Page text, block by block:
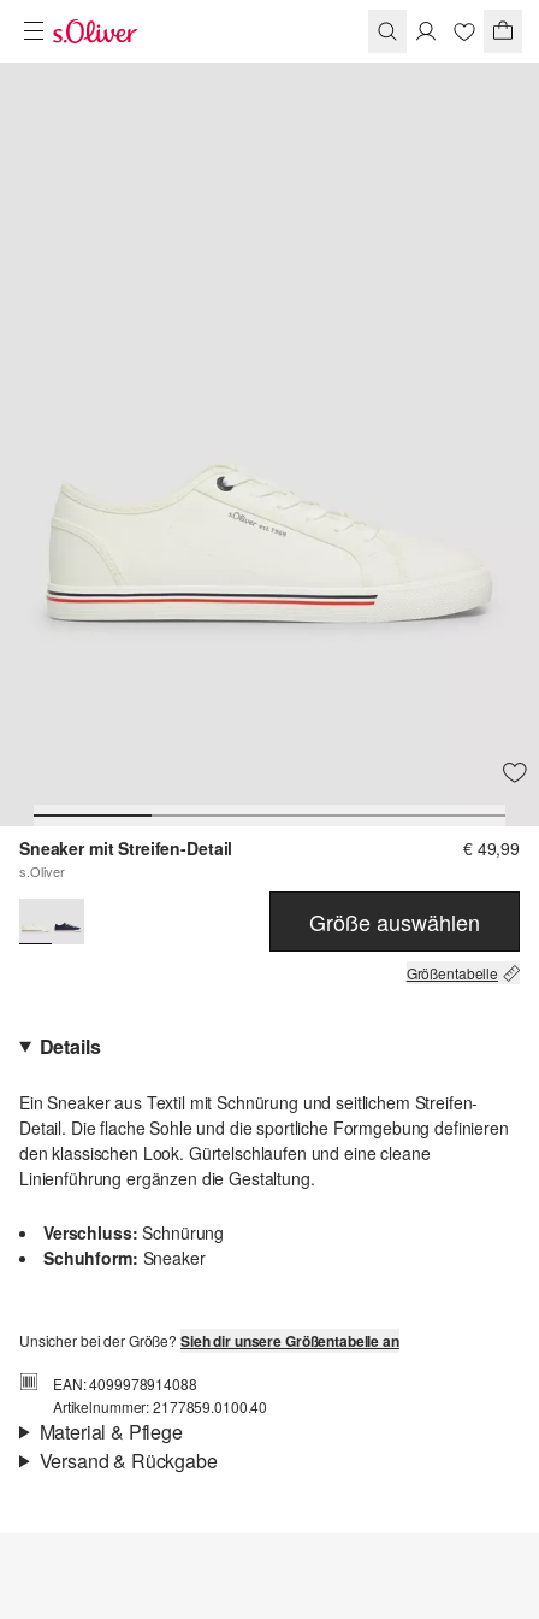
Sneaker mit Streifen-Detail
s.Oliver
€ 49,99
Größe auswählen
Größentabelle
Details
Ein Sneaker aus Textil mit Schnürung und seitlichem Streifen-
Detail. Die flache Sohle und die sportliche Formgebung definieren
den klassischen Look. Gürtelschlaufen und eine cleane
Linienführung ergänzen die Gestaltung.
Verschluss: Schnürung
Schuhform: Sneaker
Unsicher bei der Größe? Sieh dir unsere Größentabelle an
EAN: 4099978914088
Artikelnummer: 2177859.0100.40
Material & Pflege
Versand & Rückgabe